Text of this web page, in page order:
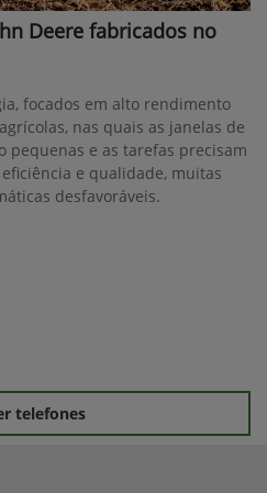
Deere fabricados no
focados em alto rendimento
nas quais as janelas de
pequenas e as tarefas precisam
e qualidade, muitas
desfavoráveis.
telefones